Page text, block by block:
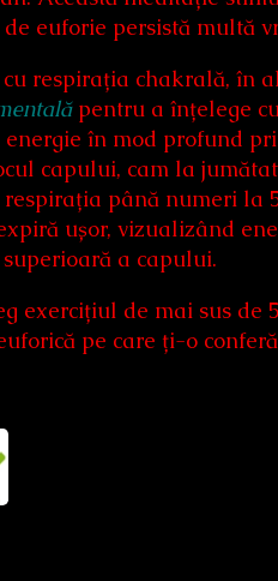
euforie persistă multă
respirația chakrală, în
pentru a înțelege
energie în mod profund
capului, cam la
până numeri la
ușor, vizualizând
a capului.
exercițiul de mai sus
pe care ți-o